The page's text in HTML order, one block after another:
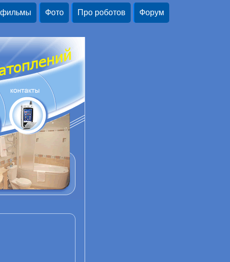
фильмы Фото Про роботов Форум